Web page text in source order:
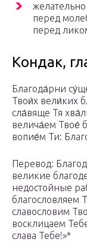
перед
перед
Кондак,
Благода́рни
Твои́х вели́ких
сла́вяще Тя
велича́ем Твое́
вопие́м Ти:
Перевод:
великие
недостойные
благословляем
славословим
восклицаем
слава Тебе!»*